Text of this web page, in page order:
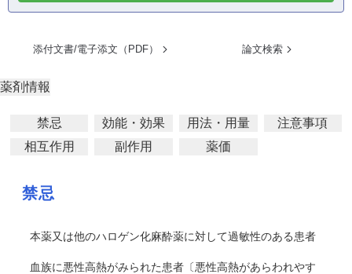
添付文書/電子添文（PDF） 論文検索
薬剤情報
禁忌 効能・効果 用法・用量
注意事項
相互作用
副作用 薬価
禁忌
本薬又は他のハロゲン化麻酔薬に対して過敏性のある患者
血族に悪性高熱がみられた患者〔悪性高熱があらわれやす